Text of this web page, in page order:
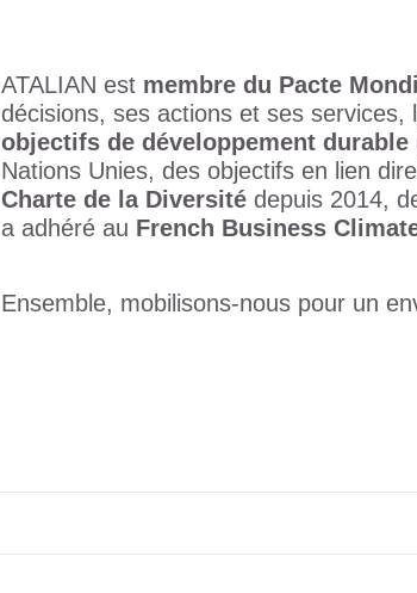
ATALIAN est membre du Pacte
décisions, ses actions et ses
objectifs de développement durable
Nations Unies, des objectifs en lien
Charte de la Diversité depuis 2014,
a adhéré au French Business
Ensemble, mobilisons-nous pour un